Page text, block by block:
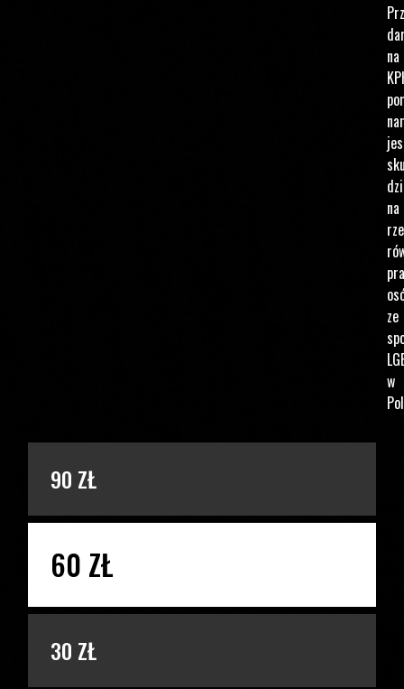
na
na
ze
w
90 ZŁ
60 ZŁ
30 ZŁ
PODAJ KWOTĘ